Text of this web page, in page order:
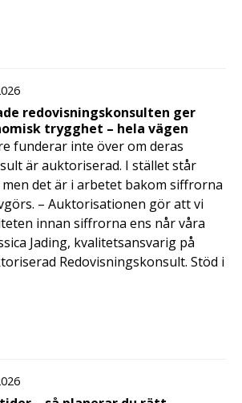
redovisningskonsulten ger
trygghet – hela vägen
funderar inte över om deras
är auktoriserad. I stället står
det är i arbetet bakom siffrorna
– Auktorisationen gör att vi
innan siffrorna ens når våra
Jading, kvalitetsansvarig på
Redovisningskonsult. Stöd i